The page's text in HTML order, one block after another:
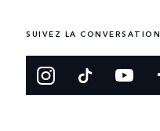
SUIVEZ LA CONVERSATION